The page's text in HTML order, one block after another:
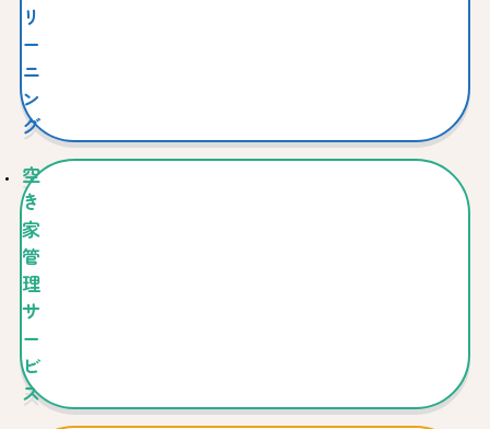
リ
ー
ニ
ン
グ
空
き
家
管
理
サ
ー
ビ
ス